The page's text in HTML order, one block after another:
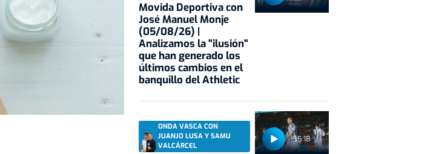
Movida Deportiva con
José Manuel Monje
(05/08/26) |
Analizamos la "ilusión"
que han generado los
últimos cambios en el
banquillo del Athletic
55:18
ONDA VASCA CON
JUANJO LUSA Y SAMU
VALCÁRCEL